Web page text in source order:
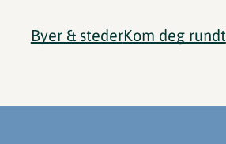
Byer & stederKom deg rundt